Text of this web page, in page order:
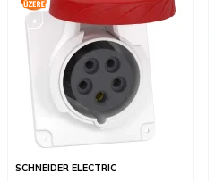
SCHNEIDER ELECTRIC